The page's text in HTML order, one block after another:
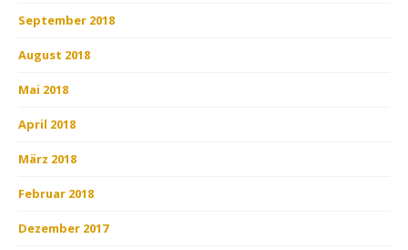
September 2018
August 2018
Mai 2018
April 2018
März 2018
Februar 2018
Dezember 2017